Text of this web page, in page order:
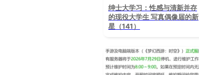
绅士大学习：性感与清新并存
的现役大学生 写真偶像届的新
星（141）